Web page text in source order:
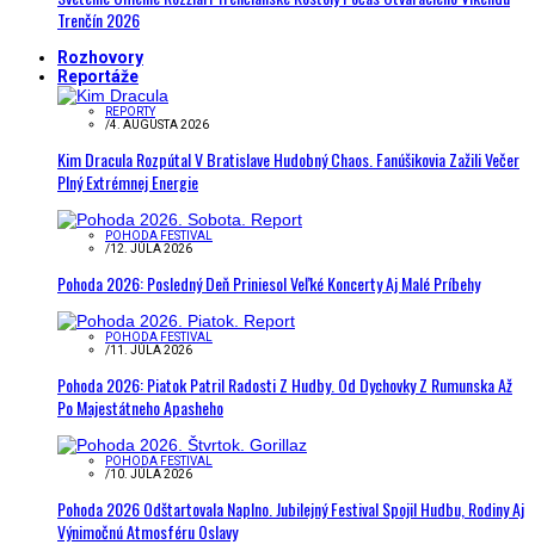
Trenčín 2026
Rozhovory
Reportáže
REPORTY
/4. AUGUSTA 2026
Kim Dracula Rozpútal V Bratislave Hudobný Chaos. Fanúšikovia Zažili Večer
Plný Extrémnej Energie
POHODA FESTIVAL
/12. JÚLA 2026
Pohoda 2026: Posledný Deň Priniesol Veľké Koncerty Aj Malé Príbehy
POHODA FESTIVAL
/11. JÚLA 2026
Pohoda 2026: Piatok Patril Radosti Z Hudby. Od Dychovky Z Rumunska Až
Po Majestátneho Apasheho
POHODA FESTIVAL
/10. JÚLA 2026
Pohoda 2026 Odštartovala Naplno. Jubilejný Festival Spojil Hudbu, Rodiny Aj
Výnimočnú Atmosféru Oslavy